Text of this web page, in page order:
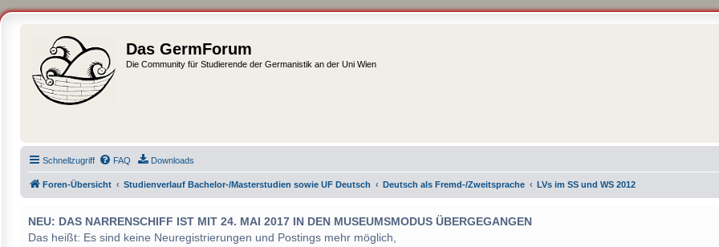
Das GermForum
Die Community für Studierende der Germanistik an der Uni Wien
Schnellzugriff FAQ Downloads
Foren-Übersicht Studienverlauf Bachelor-/Masterstudien sowie UF Deutsch Deutsch als Fremd-/Zweitsprache LVs im SS und WS 2012
NEU: DAS NARRENSCHIFF IST MIT 24. MAI 2017 IN DEN MUSEUMSMODUS ÜBERGEGANGEN
Das heißt: Es sind keine Neuregistrierungen und Postings mehr möglich,